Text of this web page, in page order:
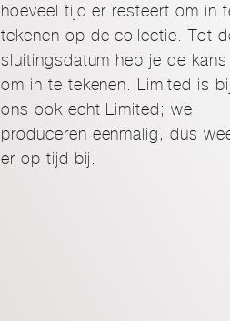
hoeveel tijd er resteert om in
tekenen op de collectie. Tot
sluitingsdatum heb je de kans
om in te tekenen. Limited is bij
ons ook echt Limited; we
produceren eenmalig, dus
er op tijd bij.